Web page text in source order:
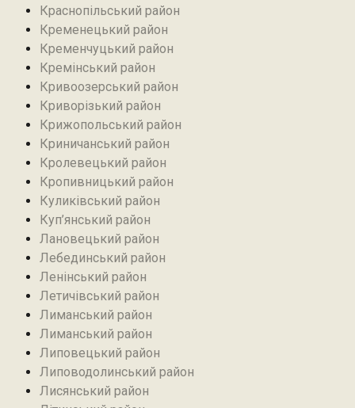
Краснопільський район
Кременецький район
Кременчуцький район
Кремінський район‎
Кривоозерський район‎
Криворізький район
Крижопольський район
Криничанський район
Кролевецький район‎
Кропивницький район
Куликівський район
Куп’янський район
Лановецький район
Лебединський район
Ленінський район
Летичівський район
Лиманський район
Лиманський район
Липовецький район
Липоводолинський район
Лисянський район